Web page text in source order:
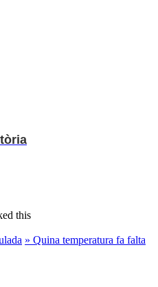
this
» Quina temperatura fa falta